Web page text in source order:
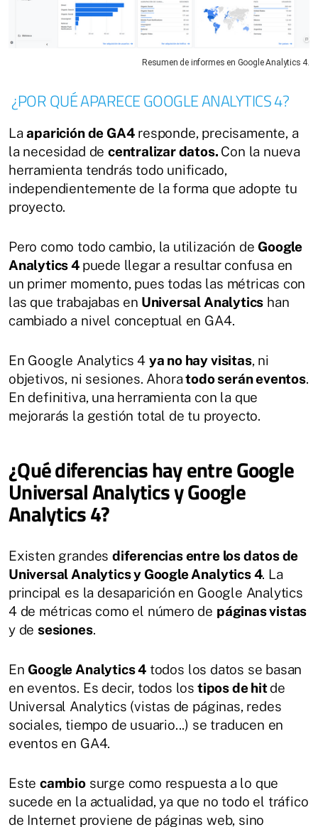
Resumen de informes en Google Analytics 4.
¿POR QUÉ APARECE GOOGLE ANALYTICS 4?
Laaparición de GA4responde, precisamente, a
la necesidad de centralizar datos. Con la nueva
herramienta tendrás todo unificado,
independientemente de la forma que adopte tu
proyecto.
Pero como todo cambio, la utilización de Google
Analytics 4 puede llegar a resultar confusa en
un primer momento, pues todas las métricas con
las que trabajabas en Universal Analytics han
cambiado a nivel conceptual en GA4.
En Google Analytics 4 ya no hay visitas, ni
objetivos, ni sesiones. Ahoratodo serán eventos.
En definitiva, una herramienta con la que
mejorarás la gestión total de tu proyecto.
¿Qué diferencias hay entre Google
Universal Analytics y Google
Analytics 4?
Existen grandes diferencias entre los datos de
Universal Analytics y Google Analytics 4. La
principal es la desaparición en Google Analytics
4 de métricas como el número de páginas vistas
y desesiones.
En Google Analytics 4 todos los datos se basan
en eventos. Es decir, todos los tipos de hitde
Universal Analytics (vistas de páginas, redes
sociales, tiempo de usuario...) se traducen en
eventos en GA4.
Estecambiosurge como respuesta a lo que
sucede en la actualidad, ya que no todo el tráfico
de Internet proviene de páginas web, sino